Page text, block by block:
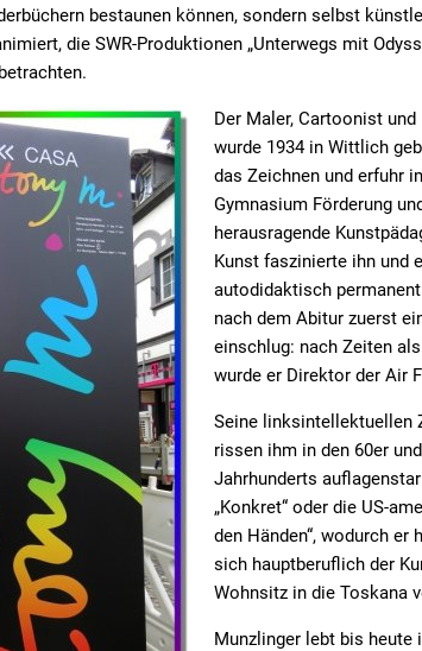
bestaunen können, sondern selbst
die SWR-Produktionen „Unterwegs mit
Der Maler, Cartoonist
wurde 1934 in Wittlich
das Zeichnen und erfuhr
Gymnasium Förderung
herausragende
Kunst faszinierte ihn und
autodidaktisch
nach dem Abitur zuerst
einschlug: nach Zeiten
wurde er Direktor der Air
Seine linksintellektuellen
rissen ihm in den 60er
Jahrhunderts
„Konkret“ oder die US-
den Händen“, wodurch er
sich hauptberuflich der
Wohnsitz in die Toskana
Munzlinger lebt bis